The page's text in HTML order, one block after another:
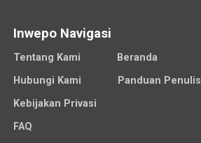
Inwepo Navigasi
Tentang Kami
Beranda
Hubungi Kami
Panduan Penulis
Kebijakan Privasi
FAQ